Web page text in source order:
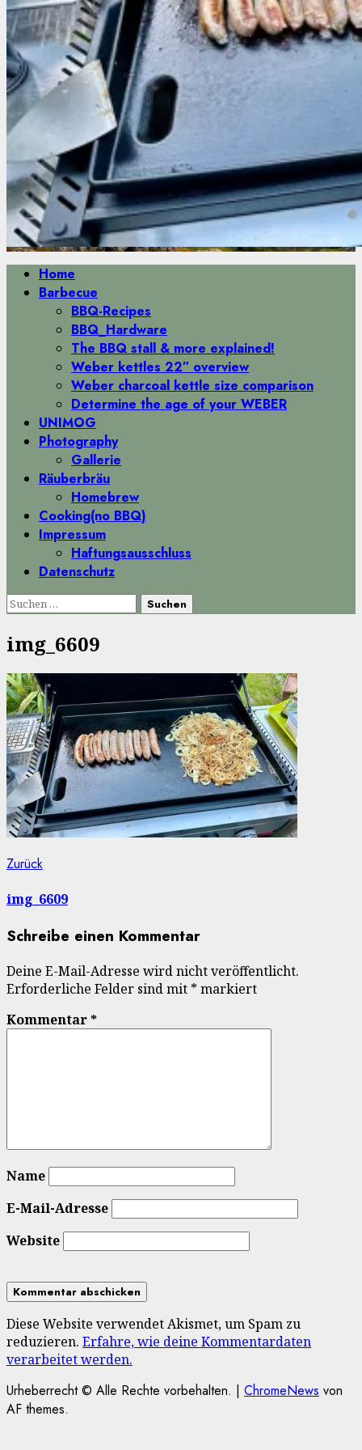
Primäres
Menü
Home
Barbecue
BBQ-Recipes
BBQ_Hardware
The BBQ stall & more explained!
Weber kettles 22″ overview
Weber charcoal kettle size comparison
Determine the age of your WEBER
UNIMOG
Photography
Gallerie
Räuberbräu
Homebrew
Cooking(no BBQ)
Impressum
Haftungsausschluss
Datenschutz
Suchen
img_6609
Beitragsnavigation
ZurückVorheriger
img_6609
Schreibe einen Kommentar
Deine E-Mail-Adresse wird nicht veröffentlicht.
Erforderliche Felder sind mit * markiert
Kommentar*
Name
E-Mail-Adresse
Website
Diese Website verwendet Akismet, um Spam zu
reduzieren. Erfahre, wie deine Kommentardaten
verarbeitet werden.
Urheberrecht © Alle Rechte vorbehalten. | ChromeNews von
AF themes.